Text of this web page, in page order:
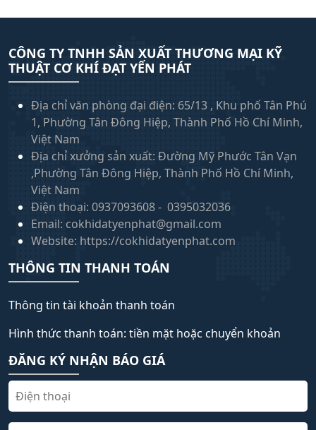
CÔNG TY TNHH SẢN XUẤT THƯƠNG MẠI KỸ
THUẬT CƠ KHÍ ĐẠT YẾN PHÁT
Địa chỉ văn phòng đại điện: 65/13 , Khu phố Tân Phú
1, Phường Tân Đông Hiệp, Thành Phố Hồ Chí Minh,
Việt Nam
Địa chỉ xưởng sản xuất: Đường Mỹ Phước Tân Vạn
,Phường Tân Đông Hiệp, Thành Phố Hồ Chí Minh,
Việt Nam
Điện thoại: 0937093608 - 0395032036
Email: cokhidatyenphat@gmail.com
Website: https://cokhidatyenphat.com
THÔNG TIN THANH TOÁN
Thông tin tài khoản thanh toán
Hình thức thanh toán: tiền mặt hoặc chuyển khoản
ĐĂNG KÝ NHẬN BÁO GIÁ